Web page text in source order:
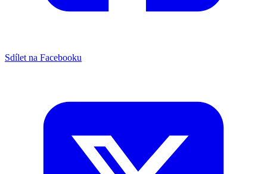
Sdílet na Facebooku